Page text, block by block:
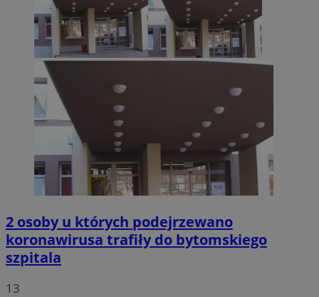
2 osoby u których podejrzewano
koronawirusa trafiły do bytomskiego
szpitala
13